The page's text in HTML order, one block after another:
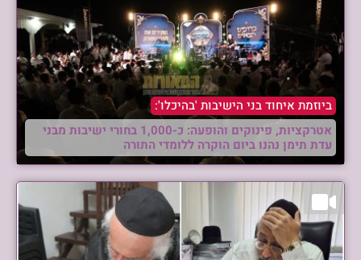
ביוזמת איחוד בני הישיבות 'בהיכלו':
אטרקציות, פינוקים והופעה: כ-1,000 בחורי ישיבות מבני
עדת תימן נהנו ביום הוקרה ללומדי התורה